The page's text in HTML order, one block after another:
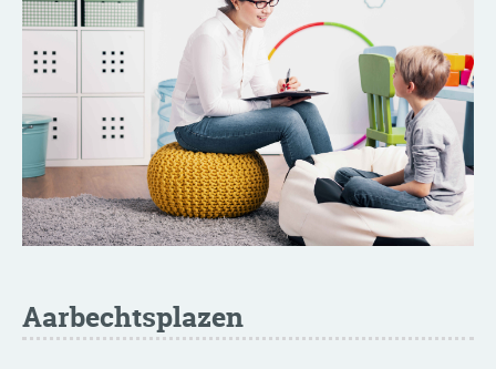
Aarbechtsplazen